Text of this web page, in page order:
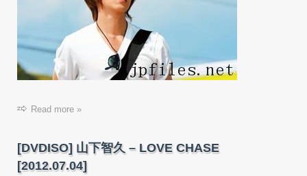
Read more »
[DVDISO] 山下智久 – LOVE CHASE
[2012.07.04]